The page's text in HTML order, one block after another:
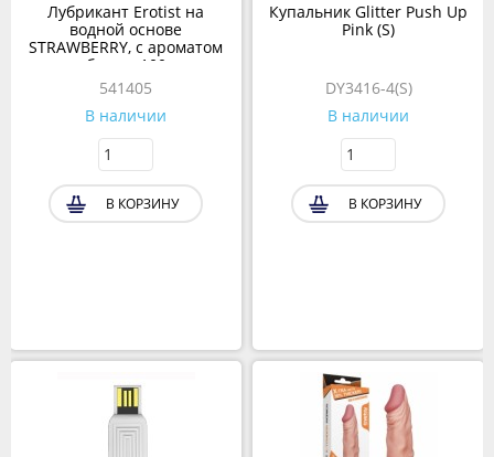
Лубрикант Erotist на
водной основе
STRAWBERRY, с ароматом
клубники, 100 мл
541405
В наличии
В КОРЗИНУ
Купальник Glitter Push Up
Pink (S)
DY3416-4(S)
В наличии
В КОРЗИНУ